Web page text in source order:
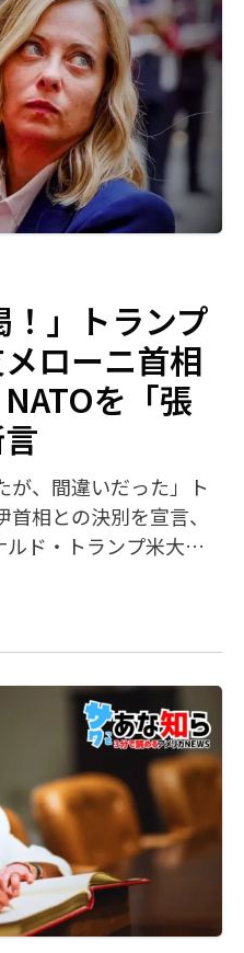
」トランプ
ローニ首相
を「張
が、間違いだった」ト
相との決別を宣言、
ルド・トランプ米大統
が、それは誤り